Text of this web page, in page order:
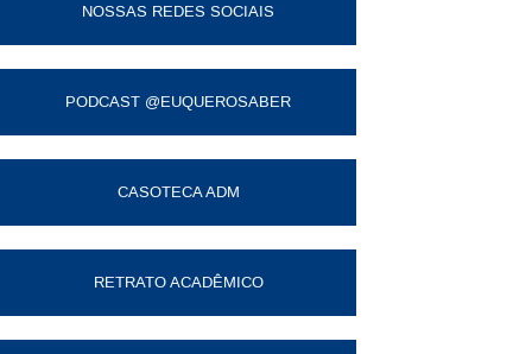
NOSSAS REDES SOCIAIS
PODCAST @EUQUEROSABER
CASOTECA ADM
RETRATO ACADÊMICO